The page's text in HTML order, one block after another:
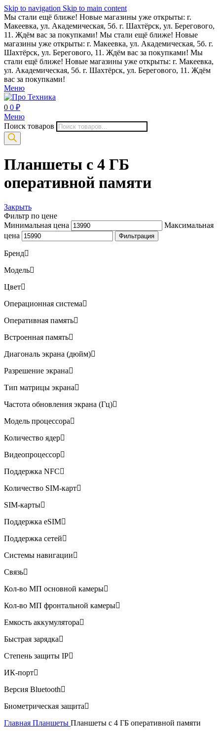
Skip to navigation Skip to main content
Мы стали ещё ближе! Новые магазины уже открыты: г.
Макеевка, ул. Академическая, 5б. г. Шахтёрск, ул. Берегового,
11. Ждём вас за покупками! Мы стали ещё ближе! Новые
магазины уже открыты: г. Макеевка, ул. Академическая, 5б. г.
Шахтёрск, ул. Берегового, 11. Ждём вас за покупками! Мы
стали ещё ближе! Новые магазины уже открыты: г. Макеевка,
ул. Академическая, 5б. г. Шахтёрск, ул. Берегового, 11. Ждём
вас за покупками!
Меню
0 0 ₽
Меню
Поиск товаров
Планшеты с 4 ГБ
оперативной памяти
Закрыть
Фильтр по цене
Минимальная цена
Максимальная
цена
Фильтрация
Бренд
Модель
Цвет
Операционная система
Оперативная память
Встроенная память
Диагональ экрана (дюйм)
Разрешение экрана
Тип матрицы экрана
Частота обновления экрана (Гц)
Модель процессора
Количество ядер
Видеопроцессор
Поддержка NFC
Количество SIM-карт
SIM-карты
Поддержка eSIM
Поддержка сетей
Системы навигации
Связь
Кол-во МП основной камеры
Кол-во МП фронтальной камеры
Емкость аккумулятора
Быстрая зарядка
Степень защиты IP
ИК-порт
Версия Bluetooth
Биометрическая защита
Главная Планшеты Планшеты с 4 ГБ оперативной памяти